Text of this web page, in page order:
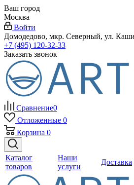
Ваш город
Москва
Войти
Домодедово, мкр. Северный, ул.
+7 (495) 120-32-33
Заказать звонок
Сравнение0
Отложенные 0
Корзина 0
Каталог
товаров
Наши
услуги
Доставка